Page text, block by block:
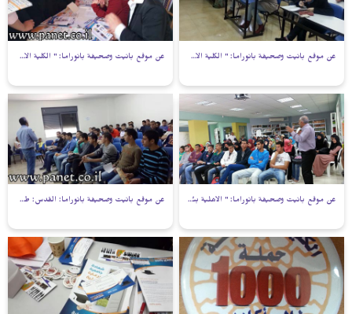
عن موقع بانيت وصحيفة بانوراما: " الكلية الأهلية في بيت حنينا تستقبل الطلبة الجدد " عن موقع بانيت وصحيفة بانوراما: " الكلية الأهلية فرع القدس تلتقي طلاب التوجيهي
عن موقع بانيت وصحيفة بانوراما: " الأهلية بئر السبع تشارك بيوم مفتوح بمدرسة الفاروق" عن موقع بانيت وصحيفة بانوراما: القدس: طلاب المدرسة الرشيدية بزيارة للكلية الاهلية